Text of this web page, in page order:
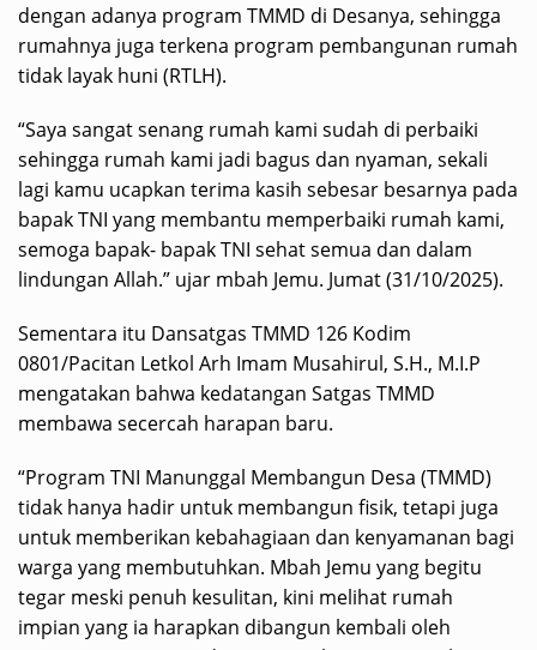
dengan adanya program TMMD di Desanya, sehingga
rumahnya juga terkena program pembangunan rumah
tidak layak huni (RTLH).
“Saya sangat senang rumah kami sudah di perbaiki
sehingga rumah kami jadi bagus dan nyaman, sekali
lagi kamu ucapkan terima kasih sebesar besarnya pada
bapak TNI yang membantu memperbaiki rumah kami,
semoga bapak- bapak TNI sehat semua dan dalam
lindungan Allah.” ujar mbah Jemu. Jumat (31/10/2025).
Sementara itu Dansatgas TMMD 126 Kodim
0801/Pacitan Letkol Arh Imam Musahirul, S.H., M.I.P
mengatakan bahwa kedatangan Satgas TMMD
membawa secercah harapan baru.
“Program TNI Manunggal Membangun Desa (TMMD)
tidak hanya hadir untuk membangun fisik, tetapi juga
untuk memberikan kebahagiaan dan kenyamanan bagi
warga yang membutuhkan. Mbah Jemu yang begitu
tegar meski penuh kesulitan, kini melihat rumah
impian yang ia harapkan dibangun kembali oleh